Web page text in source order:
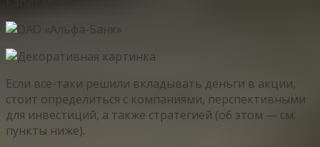
Если все-таки решили вкладывать деньги в акции,
стоит определиться с компаниями, перспективными
для инвестиций, а также стратегией (об этом — см.
пункты ниже).